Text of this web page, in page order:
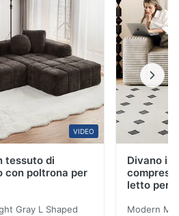
VIDEO
tessuto di
con poltrona per
Gray L Shaped
Divano in
letto per
Modern